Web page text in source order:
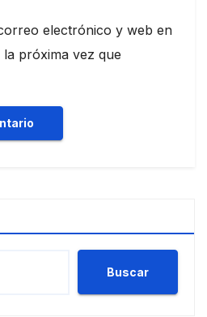
electrónico y web en
próxima vez que
Buscar